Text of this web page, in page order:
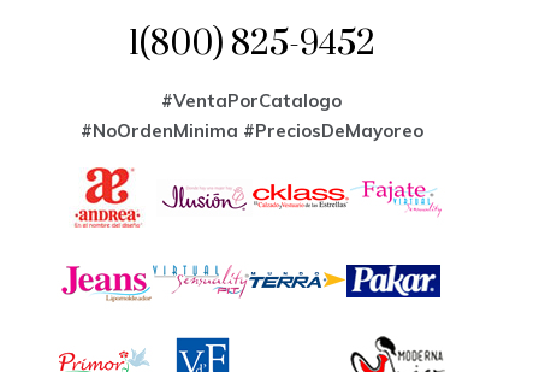
1(800) 825-9452
#VentaPorCatalogo
#NoOrdenMinima #PreciosDeMayoreo